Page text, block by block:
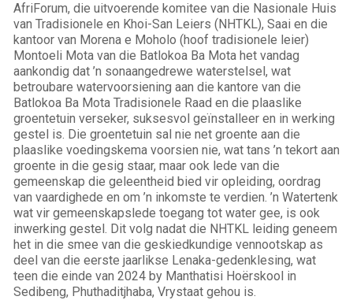
AfriForum, die uitvoerende komitee van die Nasionale Huis
van Tradisionele en Khoi-San Leiers (NHTKL), Saai en die
kantoor van Morena e Moholo (hoof tradisionele leier)
Montoeli Mota van die Batlokoa Ba Mota het vandag
aankondig dat ’n sonaangedrewe waterstelsel, wat
betroubare watervoorsiening aan die kantore van die
Batlokoa Ba Mota Tradisionele Raad en die plaaslike
groentetuin verseker, suksesvol geïnstalleer en in werking
gestel is. Die groentetuin sal nie net groente aan die
plaaslike voedingskema voorsien nie, wat tans ’n tekort aan
groente in die gesig staar, maar ook lede van die
gemeenskap die geleentheid bied vir opleiding, oordrag
van vaardighede en om ’n inkomste te verdien. ’n Watertenk
wat vir gemeenskapslede toegang tot water gee, is ook
inwerking gestel. Dit volg nadat die NHTKL leiding geneem
het in die smee van die geskiedkundige vennootskap as
deel van die eerste jaarlikse Lenaka-gedenklesing, wat
teen die einde van 2024 by Manthatisi Hoërskool in
Sedibeng, Phuthaditjhaba, Vrystaat gehou is.